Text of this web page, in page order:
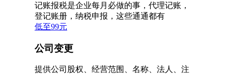
记账报税是企业每月必做的事，代理记账，
登记账册，纳税申报，这些通通都有
低至99元
公司变更
提供公司股权、经营范围、名称、法人、注